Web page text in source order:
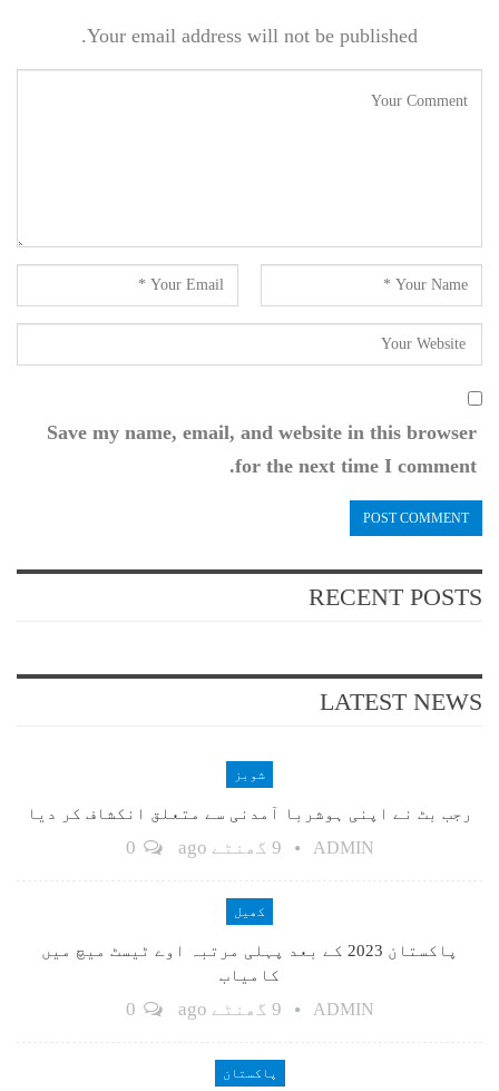
Your email address will not be published.
Save my name, email, and website in this browser
for the next time I comment.
RECENT POSTS
LATEST NEWS
شوبز
رجب بٹ نے اپنی ہوشربا آمدنی سے متعلق انکشاف کر دیا
ADMIN 9 گھنٹے ago
کھیل
پاکستان 2023 کے بعد پہلی مرتبہ اوے ٹیسٹ میچ میں
کامیاب
ADMIN 9 گھنٹے ago
پاکستان